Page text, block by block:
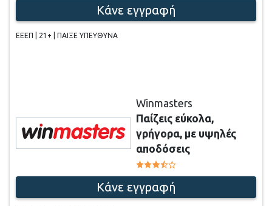
Κάνε εγγραφή
ΕΕΕΠ | 21+ | ΠΑΙΞΕ ΥΠΕΥΘΥΝΑ
Winmasters
Παίζεις εύκολα,
γρήγορα, με υψηλές
αποδόσεις
Κάνε εγγραφή